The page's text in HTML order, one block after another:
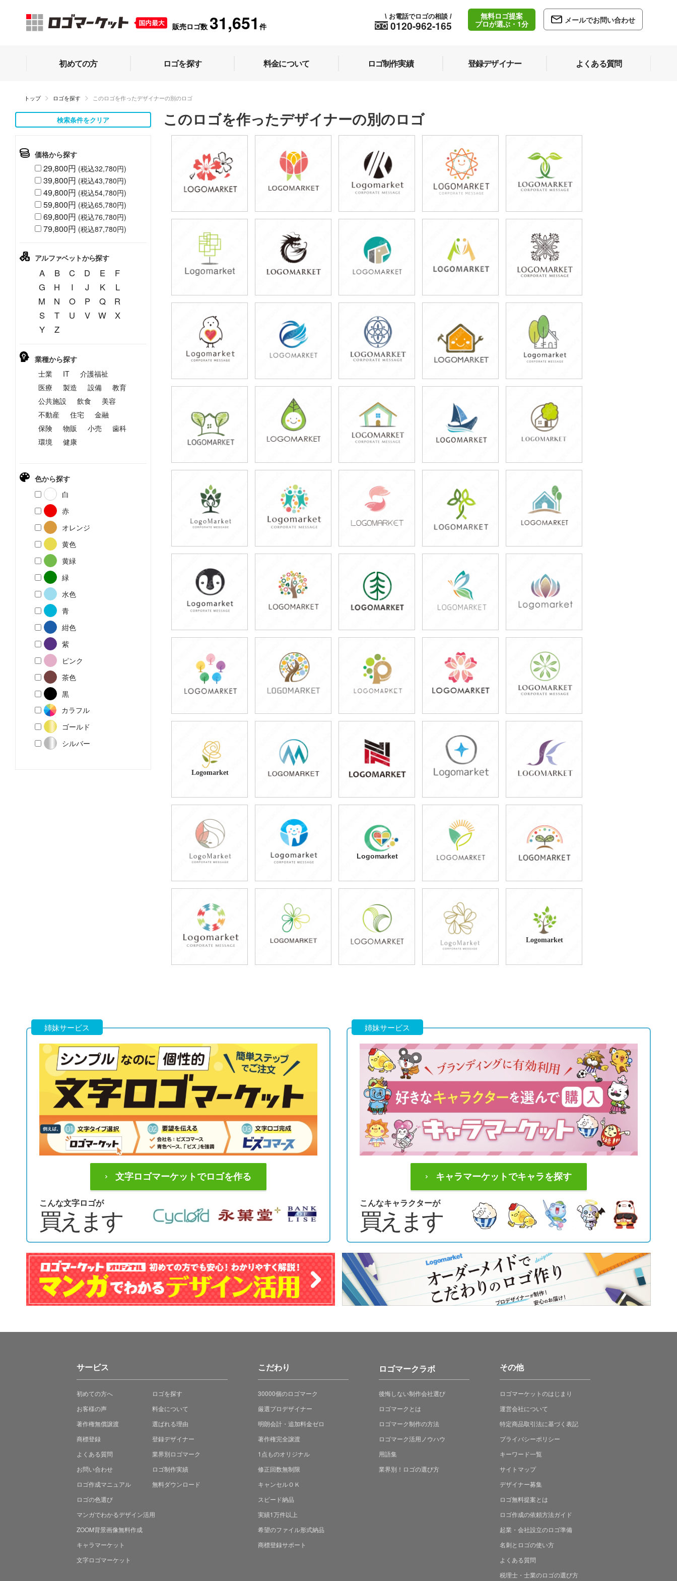
販売ロゴ数 31,651 件 0120-962-165
\ お電話でロゴの相談 /
無料ロゴ提案
プロが選ぶ・1分
メールでお問い合わせ
初めての方 ロゴを探す 料金について ロゴ制作実績 登録デザイナー よくある質問
トップ ロゴを探す このロゴを作ったデザイナーの別のロゴ
検索条件をクリア
価格から探す
29,800円 (税込32,780円)
39,800円 (税込43,780円)
49,800円 (税込54,780円)
59,800円 (税込65,780円)
69,800円 (税込76,780円)
79,800円 (税込87,780円)
アルファベットから探す
A B C D E
F
G
H I J K
L
M
N O P Q
R
S
T U V W
X
Y
Z
業種から探す
士業
IT
介護福祉
医療
製造 設備
教育
公共施設
飲食
美容
不動産
住宅
金融
保険
物販 小売
歯科
環境
健康
色から探す
白
赤
オレンジ
黄色
黄緑
緑
水色
青
紺色
紫
ピンク
茶色
黒
カラフル
ゴールド
シルバー
このロゴを作ったデザイナーの別のロゴ
79,800円
(税込87,780円)
79,800円
(税込87,780円)
59,800円
(税込65,780円)
49,800円
(税込54,780円)
79,800円
(税込87,780円)
69,800円
(税込76,780円)
79,800円
(税込87,780円)
59,800円
(税込65,780円)
49,800円
(税込54,780円)
79,800円
(税込87,780円)
(税込87,780円)
79,800円
(税込87,780円)
49,800円
(税込54,780円)
79,800円
(税込87,780円)
79,800円
(税込87,780円)
79,800円
(税込87,780円)
59,800円
(税込65,780円)
59,800円
(税込65,780円)
49,800円
(税込54,780円)
49,800円
(税込54,780円)
79,800円
(税込87,780円)
49,800円
(税込54,780円)
49,800円
(税込54,780円)
59,800円
(税込65,780円)
49,800円
(税込54,780円)
79,800円
(税込87,780円)
49,800円
(税込54,780円)
49,800円
(税込54,780円)
49,800円
(税込54,780円)
79,800円
(税込87,780円)
59,800円
(税込65,780円)
49,800円
(税込54,780円)
49,800円
(税込54,780円)
49,800円
(税込54,780円)
49,800円
(税込54,780円)
Logomarket
49,800円
(税込54,780円)
49,800円
(税込54,780円)
49,800円
(税込54,780円)
79,800円
(税込87,780円)
79,800円
(税込87,780円)
79,800円
(税込87,780円)
79,800円
(税込87,780円)
Logomarket
39,800円
(税込43,780円)
59,800円
(税込65,780円)
49,800円
(税込54,780円)
Logomarket
姉妹サービス
文字ロゴマーケットでロゴを作る
こんな文字ロゴが
買えます
姉妹サービス
キャラマーケットでキャラを探す
こんなキャラクターが
買えます
サービス
初めての方へ
ロゴを探す
お客様の声
料金について
著作権無償譲渡
選ばれる理由
商標登録
登録デザイナー
よくある質問
業界別ロゴマーク
お問い合わせ
ロゴ制作実績
ロゴ作成マニュアル
無料ダウンロード
ロゴの色選び
マンガでわかるデザイン活用
ZOOM背景画像無料作成
キャラマーケット
文字ロゴマーケット
こだわり
30000個のロゴマーク
厳選プロデザイナー
明朗会計・追加料金ゼロ
著作権完全譲渡
1点ものオリジナル
修正回数無制限
キャンセルＯＫ
スピード納品
実績1万件以上
希望のファイル形式納品
商標登録サポート
ロゴマークラボ
後悔しない制作会社選び
ロゴマークとは
ロゴマーク制作の方法
ロゴマーク活用ノウハウ
用語集
業界別！ロゴの選び方
その他
ロゴマーケットのはじまり
運営会社について
特定商品取引法に基づく表記
プライバシーポリシー
キーワード一覧
サイトマップ
デザイナー募集
ロゴ無料提案とは
ロゴ作成の依頼方法ガイド
起業・会社設立のロゴ準備
名刺とロゴの使い方
よくある質問
税理士・士業のロゴの選び方